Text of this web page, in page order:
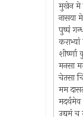
मुखेन मे
नासया
पुष्पं
मनसा
चेतसा
मम
मदर्थमेव
उद्यमं च